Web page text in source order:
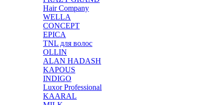
Hair Company
WELLA
CONCEPT
EPICA
TNL для волос
OLLIN
ALAN HADASH
KAPOUS
INDIGO
Luxor Professional
KAARAL